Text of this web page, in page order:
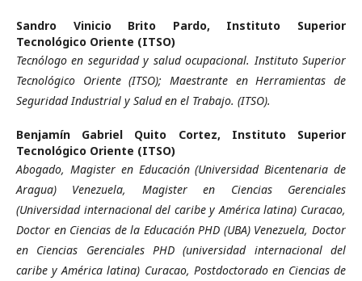
Sandro Vinicio Brito Pardo, Instituto Superior
Tecnológico Oriente (ITSO)
Tecnólogo en seguridad y salud ocupacional. Instituto Superior
Tecnológico Oriente (ITSO); Maestrante en Herramientas de
Seguridad Industrial y Salud en el Trabajo. (ITSO).
Benjamín Gabriel Quito Cortez, Instituto Superior
Tecnológico Oriente (ITSO)
Abogado, Magister en Educación (Universidad Bicentenaria de
Aragua) Venezuela, Magister en Ciencias Gerenciales
(Universidad internacional del caribe y América latina) Curacao,
Doctor en Ciencias de la Educación PHD (UBA) Venezuela, Doctor
en Ciencias Gerenciales PHD (universidad internacional del
caribe y América latina) Curacao, Postdoctorado en Ciencias de